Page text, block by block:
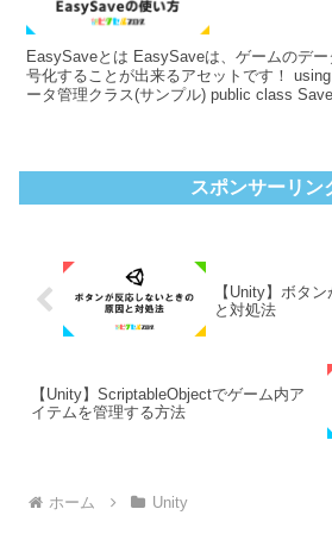
EasySaveとは EasySaveは、ゲームのデ
号化することが出来るアセットです！
ータ管理クラス(サンプル) public class
スポンサーリン
【Unity】ボタ
と対処法
【Unity】ScriptableObjectでゲーム内ア
イテムを管理する方法
ホーム Unity